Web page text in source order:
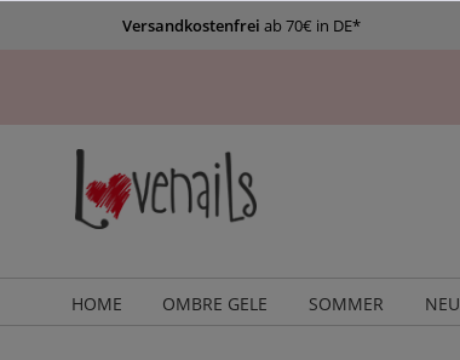
Versandkostenfrei ab 70€ in DE*
HOME OMBRE GELE SOMMER NEU